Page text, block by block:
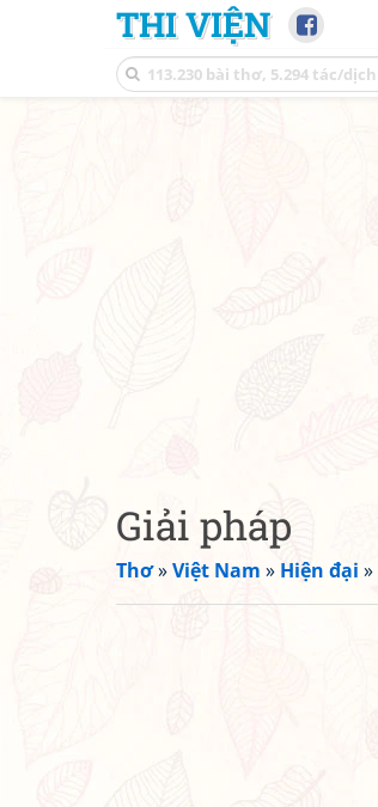
THI VIỆN
Giải pháp
Thơ»Việt Nam » Hiện đại »